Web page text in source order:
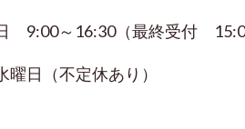
～16:30（最終受付
曜日（不定休あり）